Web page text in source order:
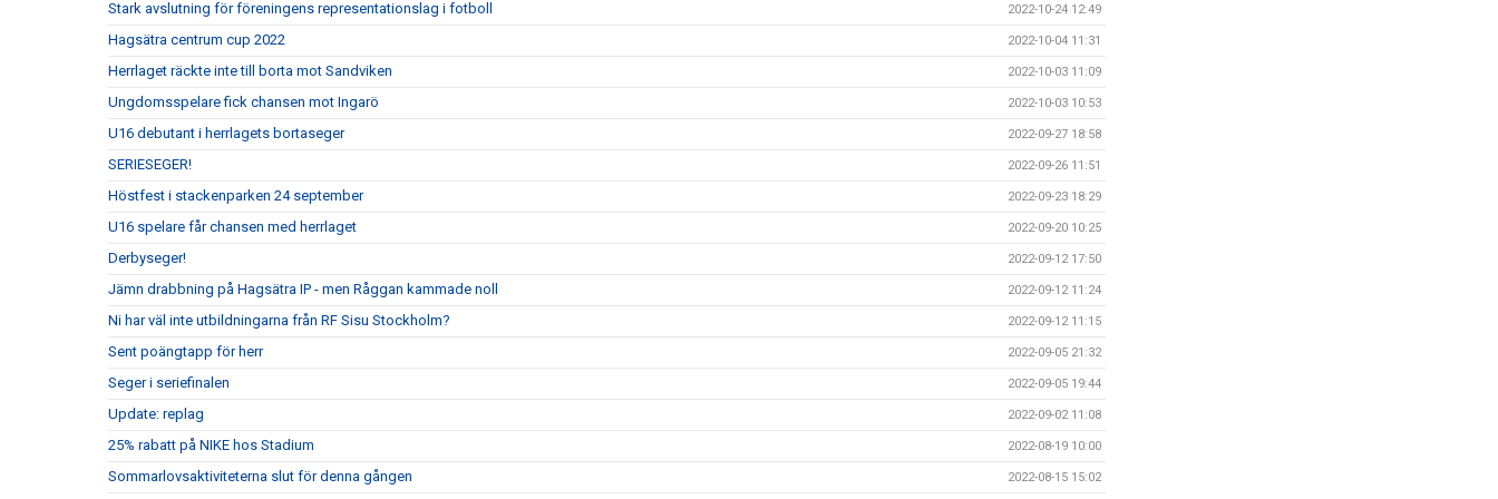
Stark avslutning för föreningens representationslag i fotboll 2022-10-24 12:49
Hagsätra centrum cup 2022 2022-10-04 11:31
Herrlaget räckte inte till borta mot Sandviken 2022-10-03 11:09
Ungdomsspelare fick chansen mot Ingarö 2022-10-03 10:53
U16 debutant i herrlagets bortaseger 2022-09-27 18:58
SERIESEGER! 2022-09-26 11:51
Höstfest i stackenparken 24 september 2022-09-23 18:29
U16 spelare får chansen med herrlaget 2022-09-20 10:25
Derbyseger! 2022-09-12 17:50
Jämn drabbning på Hagsätra IP - men Råggan kammade noll 2022-09-12 11:24
Ni har väl inte utbildningarna från RF Sisu Stockholm? 2022-09-12 11:15
Sent poängtapp för herr 2022-09-05 21:32
Seger i seriefinalen 2022-09-05 19:44
Update: replag 2022-09-02 11:08
25% rabatt på NIKE hos Stadium 2022-08-19 10:00
Sommarlovsaktiviteterna slut för denna gången 2022-08-15 15:02